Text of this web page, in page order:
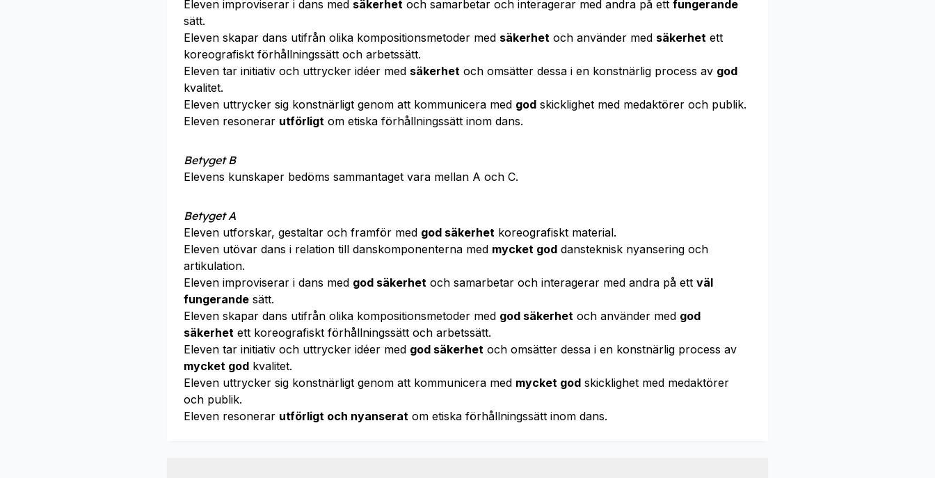
Eleven improviserar i dans med säkerhet och samarbetar och interagerar med andra på ett fungerande
sätt.
Eleven skapar dans utifrån olika kompositionsmetoder med säkerhet och använder med säkerhet ett
koreografiskt förhållningssätt och arbetssätt.
Eleven tar initiativ och uttrycker idéer med säkerhet och omsätter dessa i en konstnärlig process av god
kvalitet.
Eleven uttrycker sig konstnärligt genom att kommunicera med god skicklighet med medaktörer och publik.
Eleven resonerar utförligt om etiska förhållningssätt inom dans.
Betyget B
Elevens kunskaper bedöms sammantaget vara mellan A och C.
Betyget A
Eleven utforskar, gestaltar och framför med god säkerhet koreografiskt material.
Eleven utövar dans i relation till danskomponenterna med mycket god dansteknisk nyansering och
artikulation.
Eleven improviserar i dans med god säkerhet och samarbetar och interagerar med andra på ett väl
fungerande sätt.
Eleven skapar dans utifrån olika kompositionsmetoder med god säkerhet och använder med god
säkerhet ett koreografiskt förhållningssätt och arbetssätt.
Eleven tar initiativ och uttrycker idéer med god säkerhet och omsätter dessa i en konstnärlig process av
mycket god kvalitet.
Eleven uttrycker sig konstnärligt genom att kommunicera med mycket god skicklighet med medaktörer
och publik.
Eleven resonerar utförligt och nyanserat om etiska förhållningssätt inom dans.